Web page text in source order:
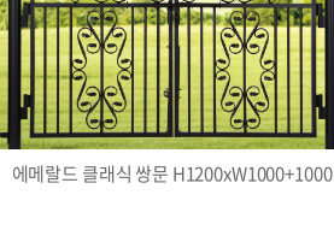
에메랄드 클래식 쌍문 H1200xW1000+1000